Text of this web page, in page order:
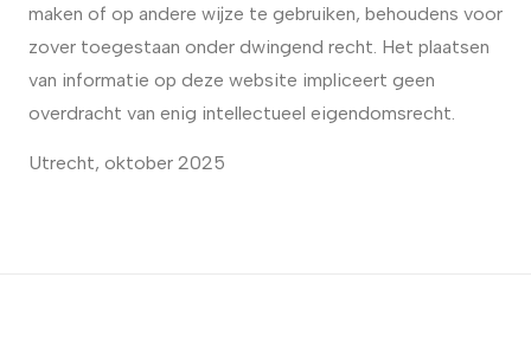
maken of op andere wijze te gebruiken, behoudens voor
zover toegestaan onder dwingend recht. Het plaatsen
van informatie op deze website impliceert geen
overdracht van enig intellectueel eigendomsrecht.
Utrecht, oktober 2025